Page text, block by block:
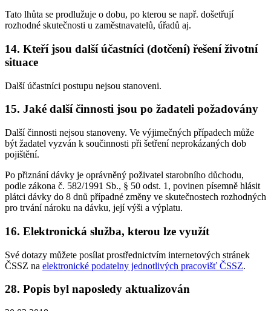
Tato lhůta se prodlužuje o dobu, po kterou se např. došetřují
rozhodné skutečnosti u zaměstnavatelů, úřadů aj.
14. Kteří jsou další účastníci (dotčení) řešení životní
situace
Další účastníci postupu nejsou stanoveni.
15. Jaké další činnosti jsou po žadateli požadovány
Další činnosti nejsou stanoveny. Ve výjimečných případech může
být žadatel vyzván k součinnosti při šetření neprokázaných dob
pojištění.
Po přiznání dávky je oprávněný poživatel starobního důchodu,
podle zákona č. 582/1991 Sb., § 50 odst. 1, povinen písemně hlásit
plátci dávky do 8 dnů případné změny ve skutečnostech rozhodných
pro trvání nároku na dávku, její výši a výplatu.
16. Elektronická služba, kterou lze využít
Své dotazy můžete posílat prostřednictvím internetových stránek
ČSSZ na elektronické podatelny jednotlivých pracovišť ČSSZ.
28. Popis byl naposledy aktualizován